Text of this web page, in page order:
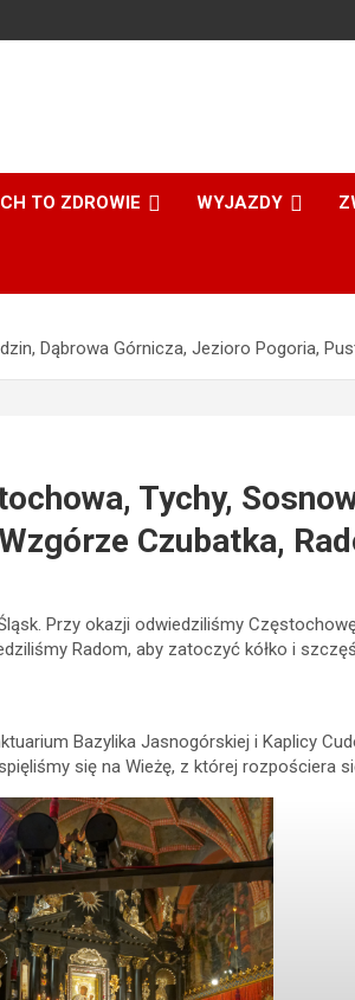
TO ZDROWIE WYJAZDY
Dąbrowa Górnicza, Jezioro Pogoria,
Tychy,
Czubatka,
Przy okazji odwiedziliśmy
Radom, aby zatoczyć kółko i
Bazylika Jasnogórskiej i Kaplicy
się na Wieżę, z której rozpościera